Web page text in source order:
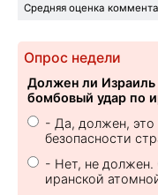
Средняя оценка
Опрос недели
Должен ли
бомбовый удар по
- Да, должен, это
безопасности
- Нет, не
иранской